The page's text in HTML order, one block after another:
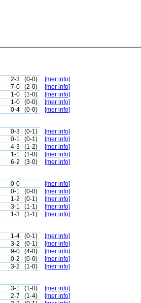
2-3 (0-0)
[mer info]
7-0 (2-0)
[mer info]
1-0 (1-0)
[mer info]
1-0 (0-0)
[mer info]
0-4 (0-0) [mer info]
0-3 (0-1)
[mer info]
0-1 (0-1)
[mer info]
4-3 (1-2)
[mer info]
1-1 (1-0)
[mer info]
6-2 (3-0) [mer info]
0-0
[mer info]
0-1 (0-0)
[mer info]
1-2 (0-1)
[mer info]
3-1 (1-1)
[mer info]
1-3 (1-1) [mer info]
1-4 (0-1)
[mer info]
3-2 (0-1)
[mer info]
9-0 (4-0)
[mer info]
0-2 (0-0)
[mer info]
3-2 (1-0) [mer info]
3-1 (1-0)
[mer info]
2-7 (1-4)
[mer info]